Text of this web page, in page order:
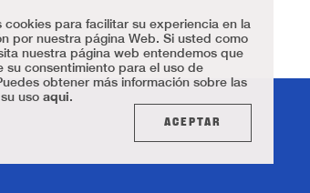
cookies para facilitar su experiencia en la
por nuestra página Web. Si usted como
nuestra página web entendemos que
su consentimiento para el uso de
obtener más información sobre las
uso aqui.
ACEPTAR